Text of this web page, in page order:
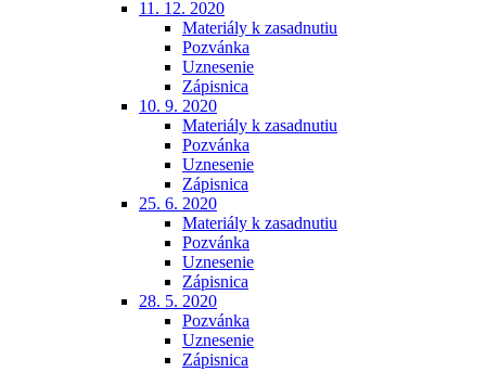
11. 12. 2020
Materiály k zasadnutiu
Pozvánka
Uznesenie
Zápisnica
10. 9. 2020
Materiály k zasadnutiu
Pozvánka
Uznesenie
Zápisnica
25. 6. 2020
Materiály k zasadnutiu
Pozvánka
Uznesenie
Zápisnica
28. 5. 2020
Pozvánka
Uznesenie
Zápisnica